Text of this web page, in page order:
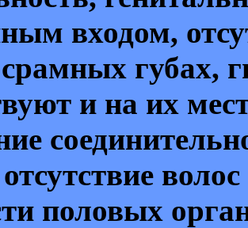
входом,
губах,
и на их
половых